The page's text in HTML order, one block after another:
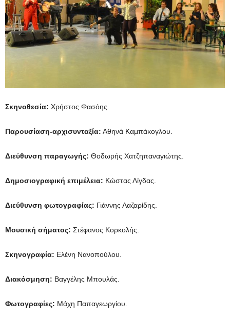
Σκηνοθεσία: Χρήστος Φασόης.
Παρουσίαση-αρχισυνταξία: Αθηνά Καμπάκογλου.
Διεύθυνση παραγωγής: Θοδωρής Χατζηπαναγιώτης.
Δημοσιογραφική επιμέλεια: Κώστας Λίγδας.
Διεύθυνση φωτογραφίας: Γιάννης Λαζαρίδης.
Μουσική σήματος: Στέφανος Κορκολής.
Σκηνογραφία: Ελένη Νανοπούλου.
Διακόσμηση: Βαγγέλης Μπουλάς.
Φωτογραφίες: Μάχη Παπαγεωργίου.